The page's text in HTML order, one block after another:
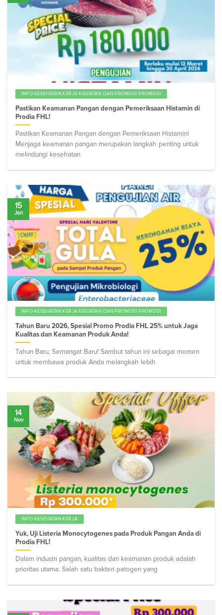
INFO KESEHATAN KERJA KEGIATAN DAN PROMOSI PROMOSI
Pastikan Keamanan Pangan dengan Pemeriksaan Histamin di
Prodia FHL!
Pastikan Keamanan Pangan dengan Pemeriksaan Histamin!
Menjaga keamanan pangan merupakan langkah penting untuk
melindungi kesehatan
INFO KESEHATAN KERJA KEGIATAN DAN PROMOSI PROMOSI
Tahun Baru 2026, Spesial Promo Prodia FHL 25% untuk Jaga
Kualitas dan Keamanan Produk Anda!
Tahun Baru, Semangat Baru! Sambut tahun ini sebagai momen
untuk membawa produk Anda melangkah lebih
15
Jan
INFO KESEHATAN KERJA
Yuk, Uji Listeria Monocytogenes pada Produk Pangan Anda di
Prodia FHL!
Dalam industri pangan, kualitas dan keamanan produk adalah
prioritas utama. Salah satu bakteri patogen yang
14
Nov